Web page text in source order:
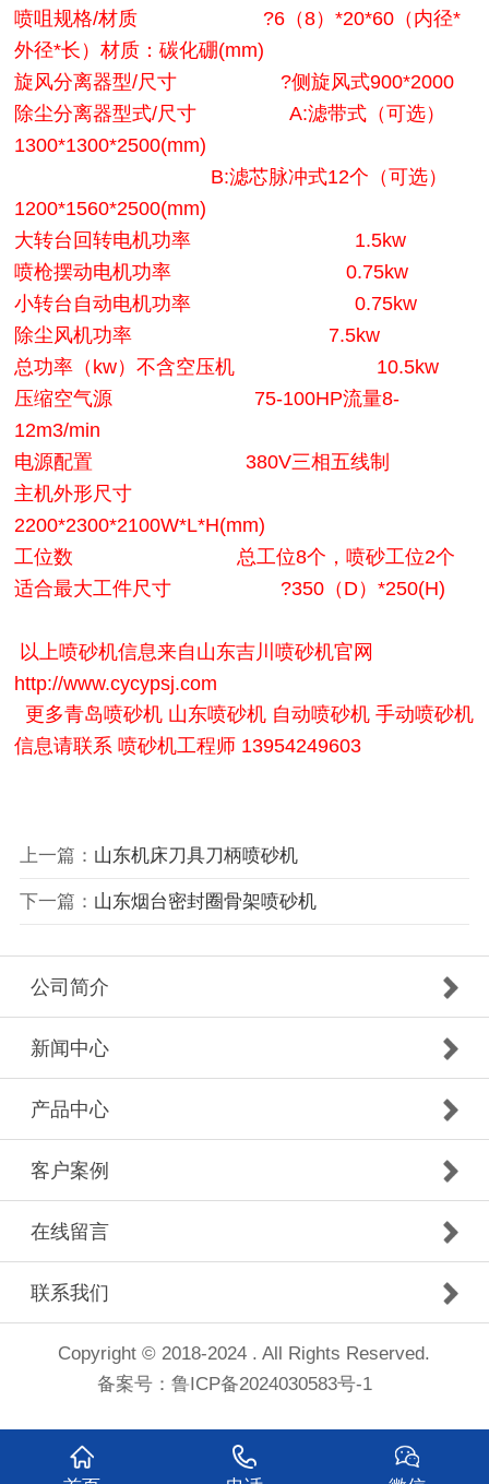
喷咀规格/材质 ?6（8）*20*60（内径*
外径*长）材质：碳化硼(mm)
旋风分离器型/尺寸 ?侧旋风式900*2000
除尘分离器型式/尺寸 A:滤带式（可选）
1300*1300*2500(mm)
B:滤芯脉冲式12个（可选）
1200*1560*2500(mm)
大转台回转电机功率 1.5kw
喷枪摆动电机功率 0.75kw
小转台自动电机功率 0.75kw
除尘风机功率 7.5kw
总功率（kw）不含空压机 10.5kw
压缩空气源 75-100HP流量8-
12m3/min
电源配置 380V三相五线制
主机外形尺寸
2200*2300*2100W*L*H(mm)
工位数 总工位8个，喷砂工位2个
适合最大工件尺寸 ?350（D）*250(H)
以上喷砂机信息来自山东吉川喷砂机官网
http://www.cycypsj.com
更多青岛喷砂机 山东喷砂机 自动喷砂机 手动喷砂机
信息请联系 喷砂机工程师 13954249603
上一篇： 山东机床刀具刀柄喷砂机
下一篇： 山东烟台密封圈骨架喷砂机
公司简介
新闻中心
产品中心
客户案例
在线留言
联系我们
Copyright © 2018-2024 . All Rights Reserved.
备案号：鲁ICP备2024030583号-1